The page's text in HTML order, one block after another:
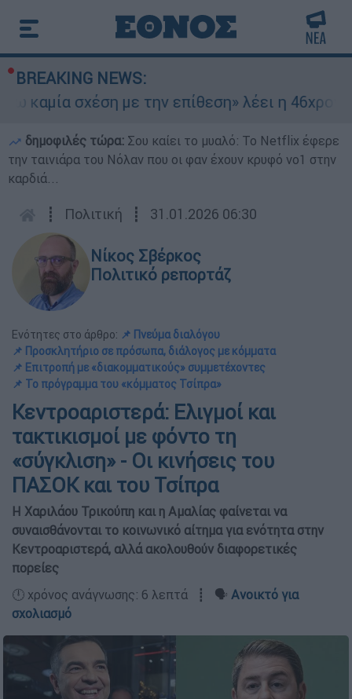
BREAKING NEWS:
σχέση με την επίθεση» λέει η 46χρονη - Τι
δημοφιλές τώρα: Σου καίει το μυαλό: Το Netflix έφερε
την ταινιάρα του Νόλαν που οι φαν έχουν κρυφό νο1 στην
καρδιά...
┋ Πολιτική ┋ 31.01.2026 06:30
Νίκος Σβέρκος
Πολιτικό ρεπορτάζ
Ενότητες στο άρθρο: 📌 Πνεύμα διαλόγου
📌 Προσκλητήριο σε πρόσωπα, διάλογος με κόμματα
📌 Επιτροπή με «διακομματικούς» συμμετέχοντες
📌 Το πρόγραμμα του «κόμματος Τσίπρα»
Κεντροαριστερά: Ελιγμοί και
τακτικισμοί με φόντο τη
«σύγκλιση» - Οι κινήσεις του
ΠΑΣΟΚ και του Τσίπρα
Η Χαριλάου Τρικούπη και η Αμαλίας φαίνεται να
συναισθάνονται το κοινωνικό αίτημα για ενότητα στην
Κεντροαριστερά, αλλά ακολουθούν διαφορετικές
πορείες
🕛 χρόνος ανάγνωσης: 6 λεπτά ┋ 🗣️ Ανοικτό για
σχολιασμό